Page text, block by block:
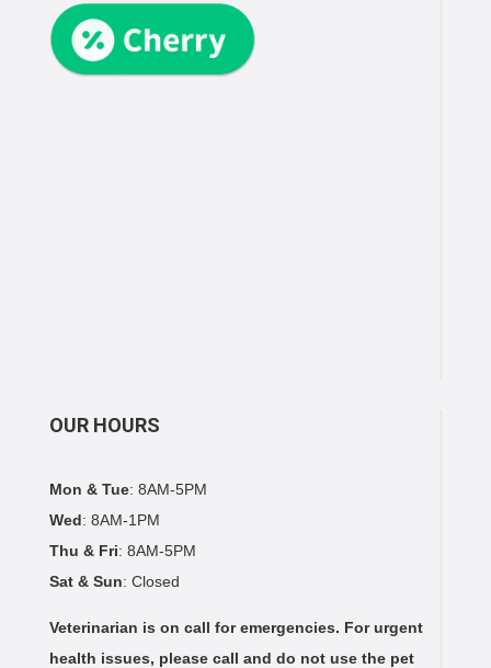
OUR HOURS
Mon & Tue: 8AM-5PM
Wed: 8AM-1PM
Thu & Fri: 8AM-5PM
Sat & Sun: Closed
Veterinarian is on call for emergencies. For urgent
health issues, please call and do not use the pet